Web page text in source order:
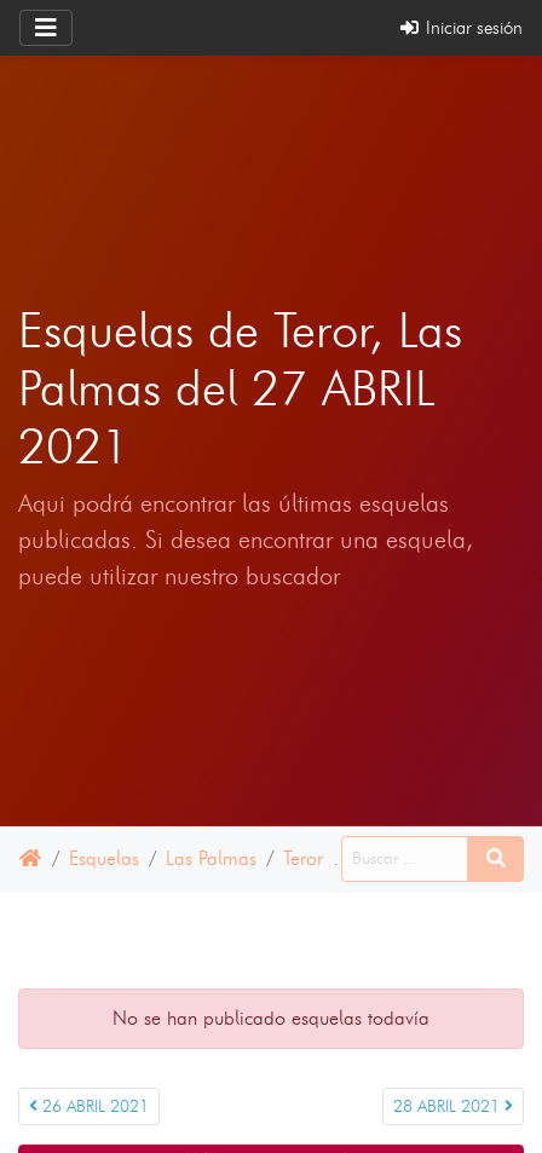
Iniciar sesión
Esquelas de Teror, Las
Palmas del 27 ABRIL
2021
Aqui podrá encontrar las últimas esquelas
publicadas. Si desea encontrar una esquela,
puede utilizar nuestro buscador
Esquelas Las Palmas Teror 27 ABRIL 2021
No se han publicado esquelas todavía
26 ABRIL 2021 28 ABRIL 2021